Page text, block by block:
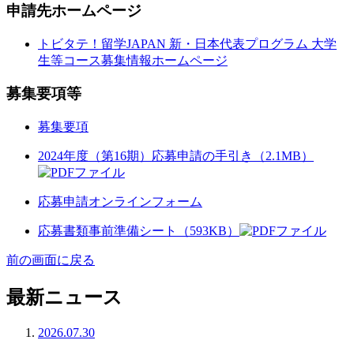
申請先ホームページ
トビタテ！留学JAPAN 新・日本代表プログラム 大学
生等コース募集情報ホームページ
募集要項等
募集要項
2024年度（第16期）応募申請の手引き（2.1MB）
応募申請オンラインフォーム
応募書類事前準備シート（593KB）
前の画面に戻る
最新ニュース
2026.07.30